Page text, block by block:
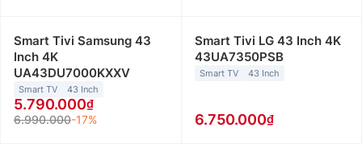
Smart Tivi Samsung 43
Inch 4K
UA43DU7000KXXV
Smart TV 43 Inch
5.790.000
6.990.000-17%
Smart Tivi LG 43 Inch 4K
43UA7350PSB
Smart TV 43 Inch
6.750.000